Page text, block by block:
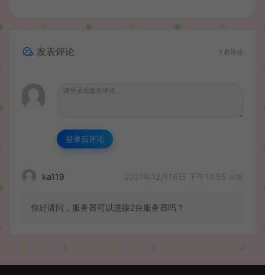
发表评论 1 条评论
登录后评论
ka119 2021年12月16日 下午11:55
你好请问，服务器可以连接2台服务器吗？